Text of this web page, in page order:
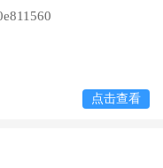
点击查看